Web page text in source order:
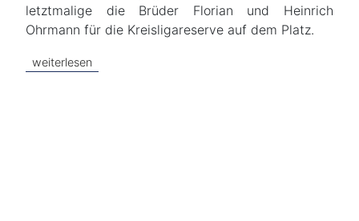
letztmalige die Brüder Florian und Heinrich
Ohrmann für die Kreisligareserve auf dem Platz.
weiterlesen